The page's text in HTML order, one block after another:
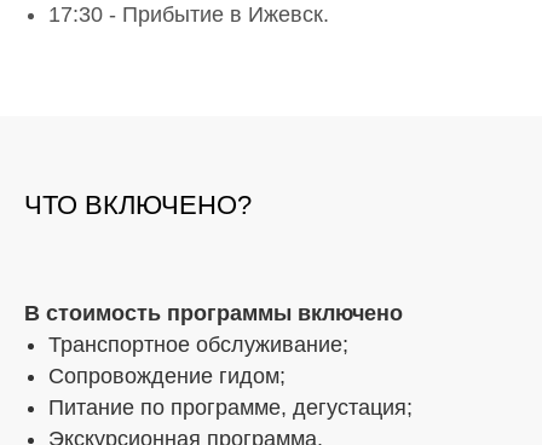
17:30 - Прибытие в Ижевск.
ЧТО ВКЛЮЧЕНО?
В стоимость программы включено
Транспортное обслуживание;
Сопровождение гидом;
Питание по программе, дегустация;
Экскурсионная программа.